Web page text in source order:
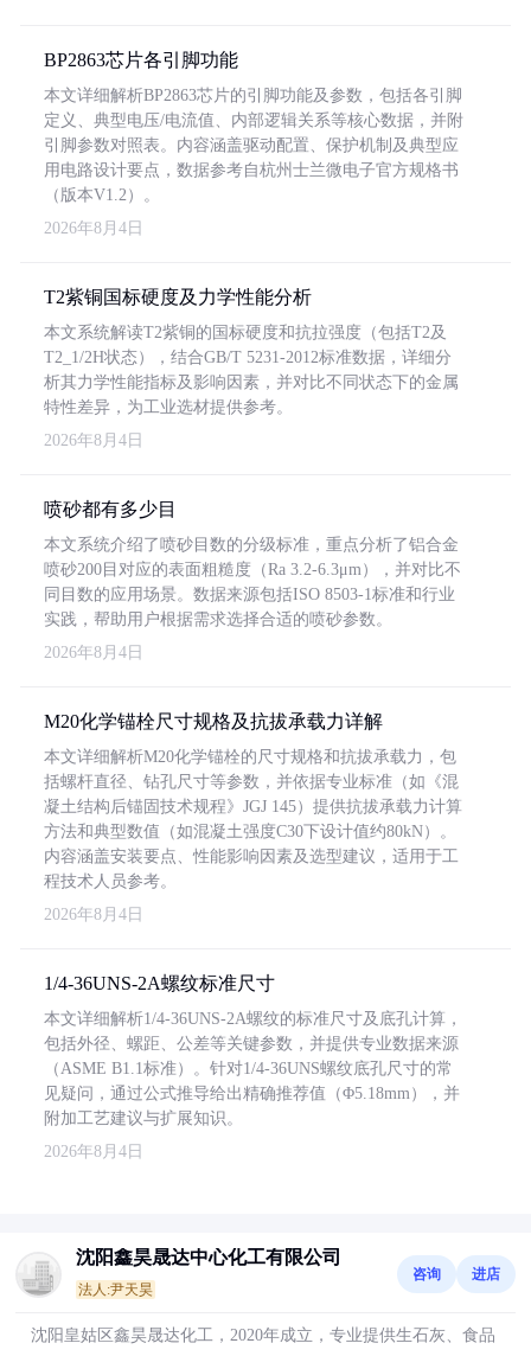
BP2863芯片各引脚功能
本文详细解析BP2863芯片的引脚功能及参数，包括各引脚
定义、典型电压/电流值、内部逻辑关系等核心数据，并附
引脚参数对照表。内容涵盖驱动配置、保护机制及典型应
用电路设计要点，数据参考自杭州士兰微电子官方规格书
（版本V1.2）。
2026年8月4日
T2紫铜国标硬度及力学性能分析
本文系统解读T2紫铜的国标硬度和抗拉强度（包括T2及
T2_1/2H状态），结合GB/T 5231-2012标准数据，详细分
析其力学性能指标及影响因素，并对比不同状态下的金属
特性差异，为工业选材提供参考。
2026年8月4日
喷砂都有多少目
本文系统介绍了喷砂目数的分级标准，重点分析了铝合金
喷砂200目对应的表面粗糙度（Ra 3.2-6.3μm），并对比不
同目数的应用场景。数据来源包括ISO 8503-1标准和行业
实践，帮助用户根据需求选择合适的喷砂参数。
2026年8月4日
M20化学锚栓尺寸规格及抗拔承载力详解
本文详细解析M20化学锚栓的尺寸规格和抗拔承载力，包
括螺杆直径、钻孔尺寸等参数，并依据专业标准（如《混
凝土结构后锚固技术规程》JGJ 145）提供抗拔承载力计算
方法和典型数值（如混凝土强度C30下设计值约80kN）。
内容涵盖安装要点、性能影响因素及选型建议，适用于工
程技术人员参考。
2026年8月4日
1/4-36UNS-2A螺纹标准尺寸
本文详细解析1/4-36UNS-2A螺纹的标准尺寸及底孔计算，
包括外径、螺距、公差等关键参数，并提供专业数据来源
（ASME B1.1标准）。针对1/4-36UNS螺纹底孔尺寸的常
见疑问，通过公式推导给出精确推荐值（Φ5.18mm），并
附加工艺建议与扩展知识。
2026年8月4日
沈阳鑫昊晟达中心化工有限公司
法人:尹天昊
咨询 进店
沈阳皇姑区鑫昊晟达化工，2020年成立，专业提供生石灰、食品